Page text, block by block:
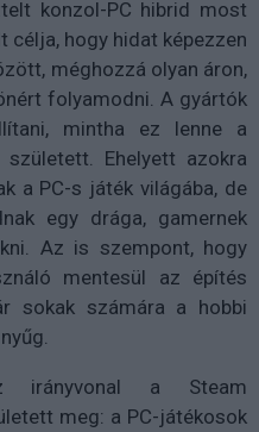
konzol-PC hibrid most
hogy hidat képezzen
méghozzá olyan áron,
folyamodni. A gyártók
mintha ez lenne a
Ehelyett azokra
a PC-s játék világába, de
egy drága, gamernek
Az is szempont, hogy
mentesül az építés
sokak számára a hobbi
irányvonal a Steam
meg: a PC-játékosok